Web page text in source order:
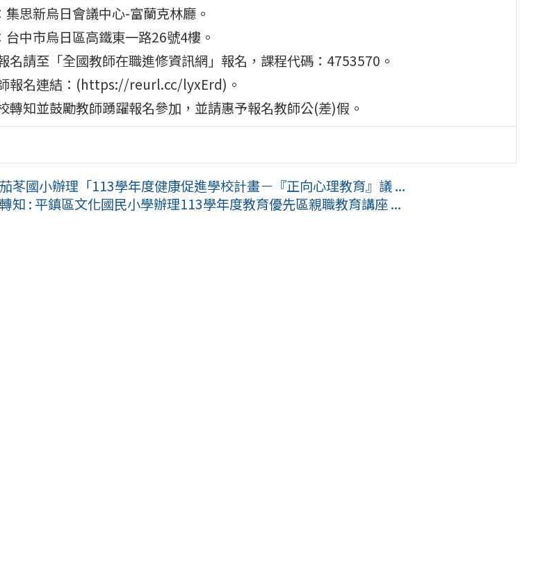
集思新烏日會議中心-富蘭克林廳。
台中市烏日區高鐵東一路26號4樓。
名請至「全國教師在職進修資訊網」報名，課程代碼：4753570。
報名連結：(https://reurl.cc/lyxErd)。
轉知並鼓勵教師踴躍報名參加，並請惠予報名教師公(差)假。
茄苳國小辦理「113學年度健康促進學校計畫－『正向心理教育』議 ...
轉知 : 平鎮區文化國民小學辦理113學年度教育優先區親職教育講座 ...